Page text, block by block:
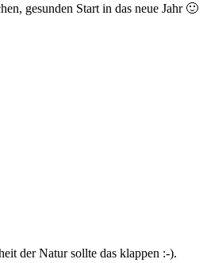
gesunden Start in das neue Jahr 🙂
der Natur sollte das klappen :-).